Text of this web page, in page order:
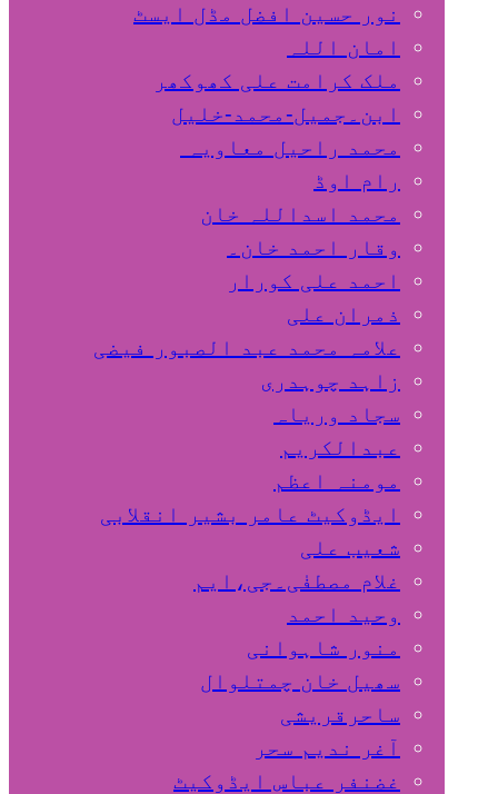
نور حسین افضل مڈل ایسٹ
امان اللہ
ملک کرامت علی کھوکھر
ابن۔جمیل-محمد-خلیل
محمد راحیل معاویہ
رام اوڈ
محمد اسداللہ خان
وقار احمد خان۔
احمد علی کورار
ذمران علی
علامہ محمد عبد الصبور فیضی
زاہد چوہدری
سجاد وریاہ
عبدالکریم
مومنہ اعظم
ایڈوکیٹ عامر بشیر انقلابی
شعیب علی
غلام مصطفٰی۔جی،ایم
وحید احمد
منور شاہوانی
سھیل خان چمتلوال
ساحرقریشی
آغر ندیم سحر
غضنفر عباس ایڈوکیٹ